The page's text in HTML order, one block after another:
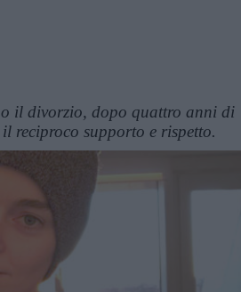
il divorzio, dopo quattro anni di
reciproco supporto e rispetto.